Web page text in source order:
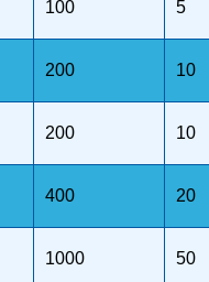
100 5
200 10
200 10
400 20
1000 50